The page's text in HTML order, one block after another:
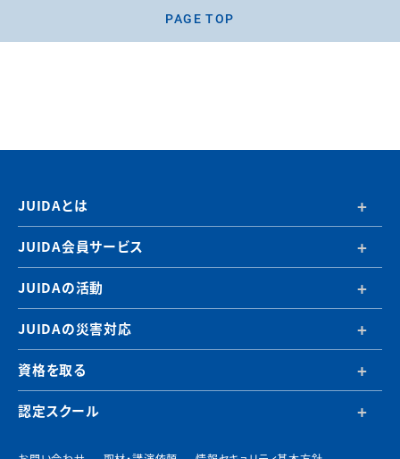
PAGE TOP
JUIDAとは
JUIDA会員サービス
JUIDAの活動
JUIDAの災害対応
資格を取る
認定スクール